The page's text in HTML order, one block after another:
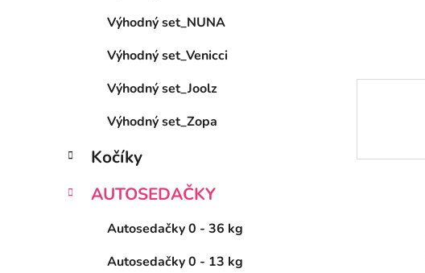
Výhodný set_NUNA
Výhodný set_Venicci
Výhodný set_Joolz
Výhodný set_Zopa
Kočíky
AUTOSEDAČKY
Autosedačky 0 - 36 kg
Autosedačky 0 - 13 kg